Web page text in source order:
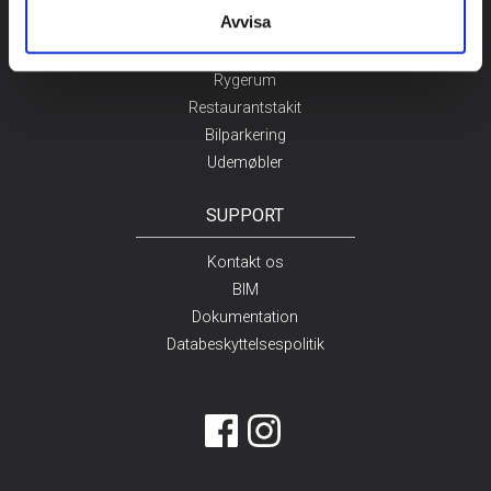
Avvisa
Cykelparkering
Affaldshus & Skur
Rygerum
Restaurantstakit
Bilparkering
Udemøbler
SUPPORT
Kontakt os
BIM
Dokumentation
Databeskyttelsespolitik